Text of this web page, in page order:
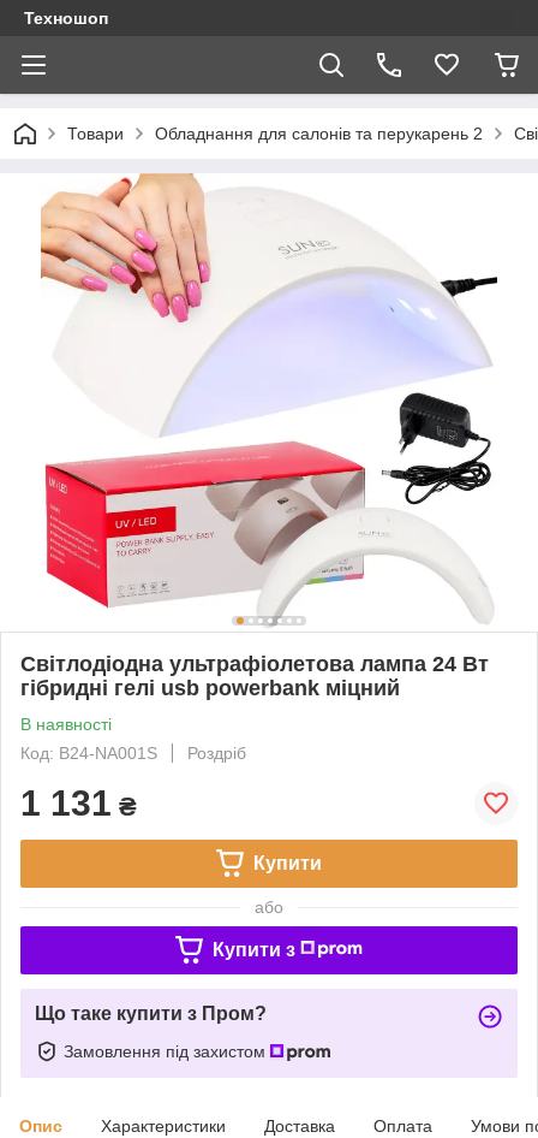
Техношоп
Товари Обладнання для салонів та перукарень 2
Світлодіодна ультрафіолетова лампа 24 Вт
гібридні гелі usb powerbank міцний
В наявності
Код: B24-NA001S
Роздріб
1 131 ₴
Купити
або
Купити з
Що таке купити з Пром?
Замовлення під захистом
Опис Характеристики Доставка Оплата Умови